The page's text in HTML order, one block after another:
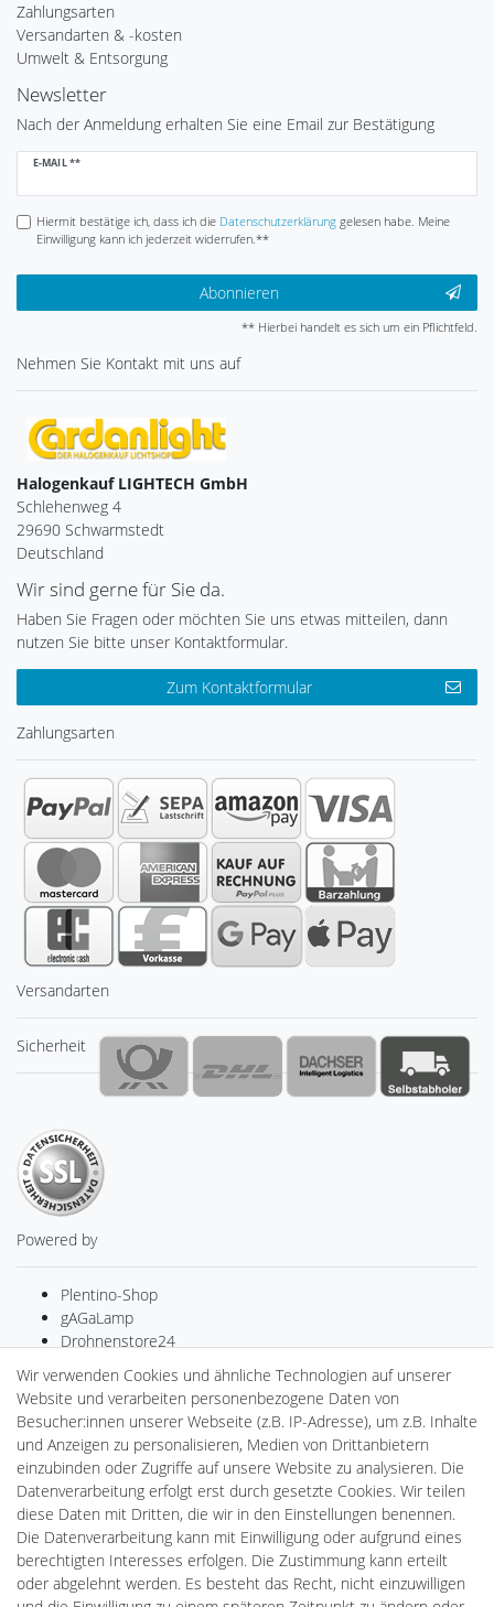
Zahlungsarten
Versandarten & -kosten
Umwelt & Entsorgung
Newsletter
Nach der Anmeldung erhalten Sie eine Email zur Bestätigung
E-MAIL **
Newsletter
Hiermit bestätige ich, dass ich die Daten­schutz­erklärunggelesen habe. Meine
Einwilligung kann ich jederzeit widerrufen.**
Abonnieren
** Hierbei handelt es sich um ein Pflichtfeld.
Nehmen Sie Kontakt mit uns auf
Halogenkauf LIGHTECH GmbH
Schlehenweg 4
29690 Schwarmstedt
Deutschland
Wir sind gerne für Sie da.
Haben Sie Fragen oder möchten Sie uns etwas mitteilen, dann
nutzen Sie bitte unser Kontaktformular.
Zum Kontaktformular
Zahlungsarten
Versandarten
Sicherheit
Powered by
Plentino-Shop
gAGaLamp
Drohnenstore24
MeinUSB
Batteriespeicher
PlentiSolar
Gebrauchtlicht
Ledkauf
DEYESOLAR
Lightech Connect
CardanLight Europe
FORTIMO LEDs
LED-RETROSHOP
Wallbox24
Wir verwenden Cookies und ähnliche Technologien auf unserer
Website und verarbeiten personenbezogene Daten von
Besucher:innen unserer Webseite (z.B. IP-Adresse), um z.B. Inhalte
und Anzeigen zu personalisieren, Medien von Drittanbietern
einzubinden oder Zugriffe auf unsere Website zu analysieren. Die
Datenverarbeitung erfolgt erst durch gesetzte Cookies. Wir teilen
diese Daten mit Dritten, die wir in den Einstellungen benennen.
Die Datenverarbeitung kann mit Einwilligung oder aufgrund eines
berechtigten Interesses erfolgen. Die Zustimmung kann erteilt
oder abgelehnt werden. Es besteht das Recht, nicht einzuwilligen